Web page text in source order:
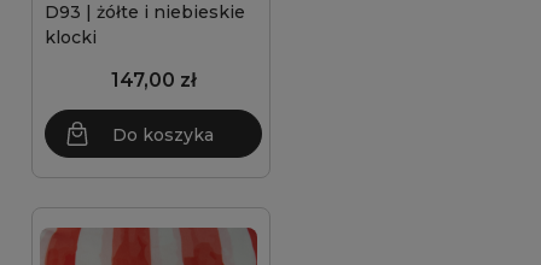
D93 | żółte i niebieskie
klocki
147,00 zł
Do koszyka